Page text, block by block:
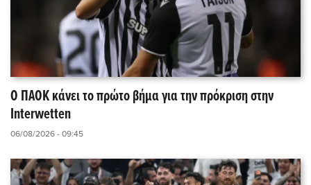
Ο ΠΑΟΚ κάνει το πρώτο βήμα για την πρόκριση στην
Interwetten
06/08/2026 - 09:45